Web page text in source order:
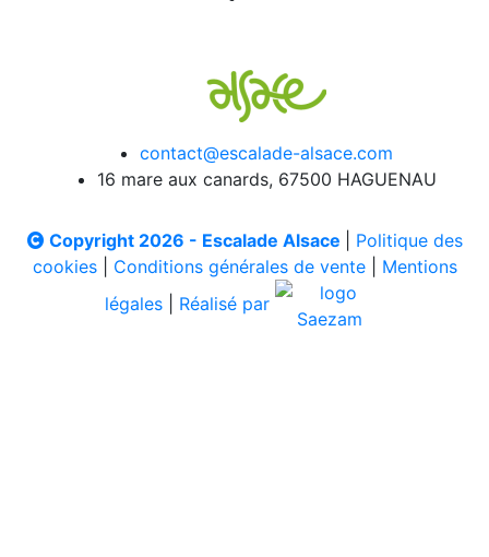
contact@escalade-alsace.com
16 mare aux canards, 67500 HAGUENAU
Copyright 2026 - Escalade Alsace
Politique des
cookies| Conditions générales de vente| Mentions
légales
Réalisé par